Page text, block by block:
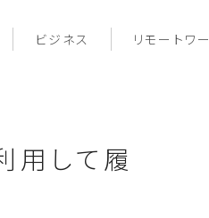
ビジネス リモートワ
用して履